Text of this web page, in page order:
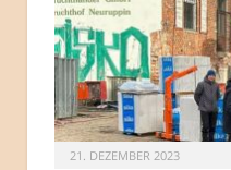
21. DEZEMBER 2023